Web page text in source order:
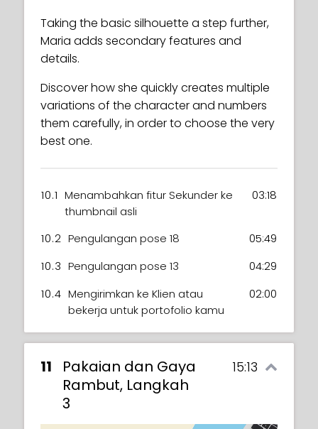
mengumpulkan referensi
secondary proportions and how to adjust
them all.
8.1 Apa yang dimaksud dengan
REKAPITULASI Stylisasi?
05:37
8.2
Menggunakan alat bantu
These are presented to the client for
feedback, to know if you are headed in
the right direction before spending time
adding lots of details.
Maria guides you through the steps of
creating these thumbnails using the lasso,
scale and resize tools and points out
Pengembangan gaya: Dari
mana harus memulai?
9.2 Mengulangi bentuk cepat
06:28
9.3
Pose dan siluet presentasi 05:42
Taking the basic silhouette a step further,
Maria adds secondary features and
details.
Discover how she quickly creates multiple
variations of the character and numbers
them carefully, in order to choose the very
best one.
10.1 Menambahkan fitur Sekunder ke
thumbnail asli
03:18
10.2 Pengulangan pose 18
05:49
10.3 Pengulangan pose 13
04:29
10.4 Mengirimkan ke Klien atau
bekerja untuk portofolio kamu
02:00
11
Pakaian dan Gaya
Rambut, Langkah
3
15:13